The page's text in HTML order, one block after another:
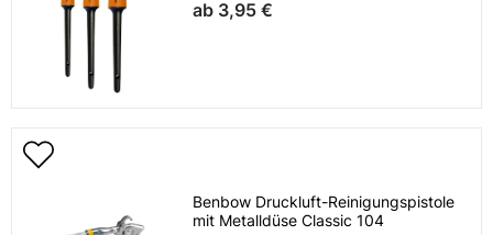
ab 3,95 €
Benbow Druckluft-Reinigungspistole
mit Metalldüse Classic 104